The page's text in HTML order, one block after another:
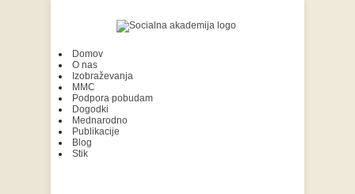
Domov
O nas
Izobraževanja
MMC
Podpora pobudam
Dogodki
Mednarodno
Publikacije
Blog
Stik